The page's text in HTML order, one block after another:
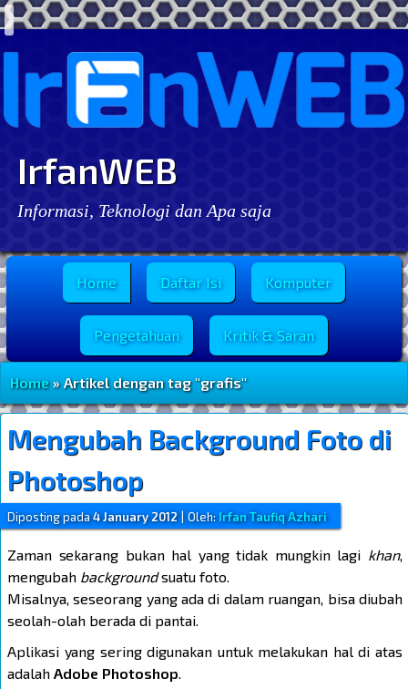
IrfanWEB
Informasi, Teknologi dan Apa saja
Menu Utama
Home Daftar Isi Komputer
Pengetahuan Kritik & Saran
Home» Artikel dengan tag "grafis"
Mengubah Background Foto di
Photoshop
Diposting pada4 January 2012 Oleh:Irfan Taufiq Azhari
Zaman sekarang bukan hal yang tidak mungkin lagi khan,
mengubah backgroundsuatu foto.
Misalnya, seseorang yang ada di dalam ruangan, bisa diubah
seolah-olah berada di pantai.
Aplikasi yang sering digunakan untuk melakukan hal di atas
adalah Adobe Photoshop.